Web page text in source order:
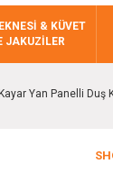
& KÜVET
JAKUZİLER
Yan Panelli Duş